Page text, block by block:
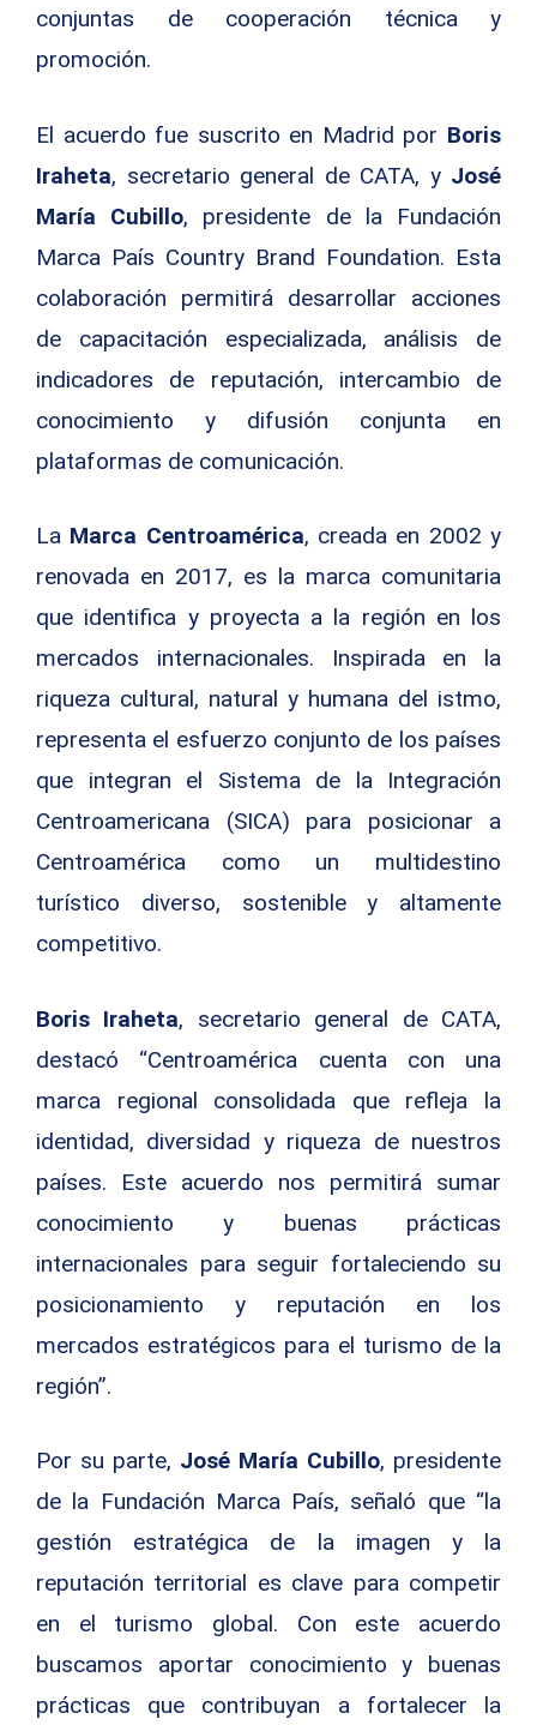
conjuntas de cooperación técnica y
promoción.
El acuerdo fue suscrito en Madrid por Boris
Iraheta, secretario general de CATA, y José
María Cubillo, presidente de la Fundación
Marca País Country Brand Foundation. Esta
colaboración permitirá desarrollar acciones
de capacitación especializada, análisis de
indicadores de reputación, intercambio de
conocimiento y difusión conjunta en
plataformas de comunicación.
La Marca Centroamérica, creada en 2002 y
renovada en 2017, es la marca comunitaria
que identifica y proyecta a la región en los
mercados internacionales. Inspirada en la
riqueza cultural, natural y humana del istmo,
representa el esfuerzo conjunto de los países
que integran el Sistema de la Integración
Centroamericana (SICA) para posicionar a
Centroamérica como un multidestino
turístico diverso, sostenible y altamente
competitivo.
Boris Iraheta, secretario general de CATA,
destacó “Centroamérica cuenta con una
marca regional consolidada que refleja la
identidad, diversidad y riqueza de nuestros
países. Este acuerdo nos permitirá sumar
conocimiento y buenas prácticas
internacionales para seguir fortaleciendo su
posicionamiento y reputación en los
mercados estratégicos para el turismo de la
región”.
Por su parte, José María Cubillo, presidente
de la Fundación Marca País, señaló que “la
gestión estratégica de la imagen y la
reputación territorial es clave para competir
en el turismo global. Con este acuerdo
buscamos aportar conocimiento y buenas
prácticas que contribuyan a fortalecer la